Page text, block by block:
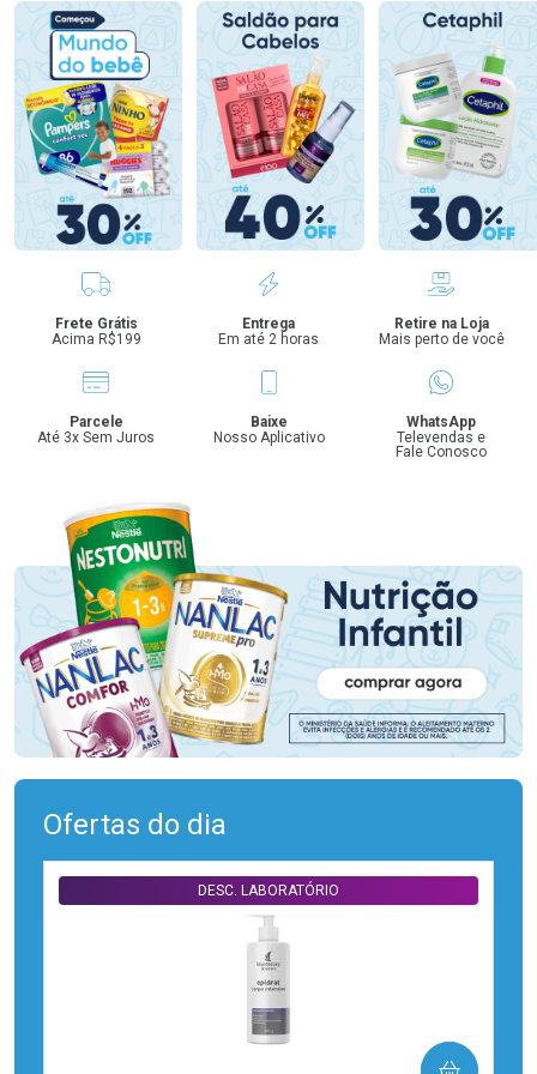
Benefícios
Frete Grátis
Acima R$199
Entrega
Em até 2 horas
Retire na Loja
Mais perto de você
Parcele
Até 3x Sem Juros
Baixe
Nosso Aplicativo
WhatsApp
Televendas e
Fale Conosco
Ofertas do dia
DESC. LABORATÓRIO
COMPRAR